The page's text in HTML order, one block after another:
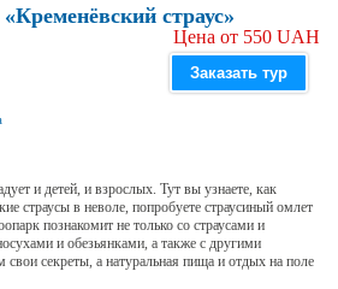
страус»
Цена от 550 UAH
Заказать тур
и детей, и взрослых. Тут вы узнаете, как
страусы в неволе, попробуете страусиный омлет
познакомит не только со страусами и
и обезьянками, а также с другими
свои секреты, а натуральная пища и отдых на поле